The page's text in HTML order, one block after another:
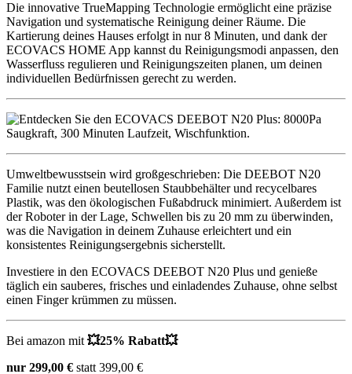
Die innovative TrueMapping Technologie ermöglicht eine präzise
Navigation und systematische Reinigung deiner Räume. Die
Kartierung deines Hauses erfolgt in nur 8 Minuten, und dank der
ECOVACS HOME App kannst du Reinigungsmodi anpassen, den
Wasserfluss regulieren und Reinigungszeiten planen, um deinen
individuellen Bedürfnissen gerecht zu werden.
Umweltbewusstsein wird großgeschrieben: Die DEEBOT N20
Familie nutzt einen beutellosen Staubbehälter und recycelbares
Plastik, was den ökologischen Fußabdruck minimiert. Außerdem ist
der Roboter in der Lage, Schwellen bis zu 20 mm zu überwinden,
was die Navigation in deinem Zuhause erleichtert und ein
konsistentes Reinigungsergebnis sicherstellt.
Investiere in den ECOVACS DEEBOT N20 Plus und genieße
täglich ein sauberes, frisches und einladendes Zuhause, ohne selbst
einen Finger krümmen zu müssen.
Bei amazon mit 💥25% Rabatt💥
nur 299,00 € statt 399,00 €